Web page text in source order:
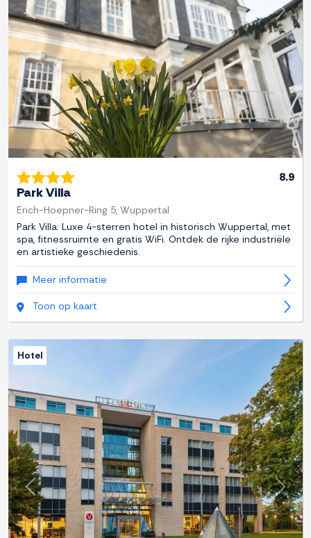
Previous Next
8.9
Park Villa
Erich-Hoepner-Ring 5, Wuppertal
Park Villa: Luxe 4-sterren hotel in historisch Wuppertal, met
spa, fitnessruimte en gratis WiFi. Ontdek de rijke industriële
en artistieke geschiedenis.
Meer informatie
Toon op kaart
Previous Next
Hotel